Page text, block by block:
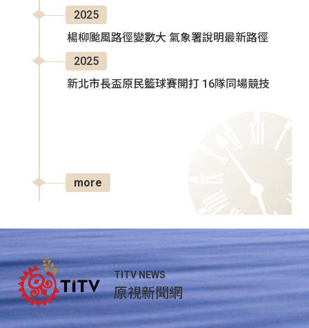
2025
楊柳颱風路徑變數大 氣象署說明最新路徑
2025
新北市長盃原民籃球賽開打 16隊同場競技
more
TITV NEWS
原視新聞網